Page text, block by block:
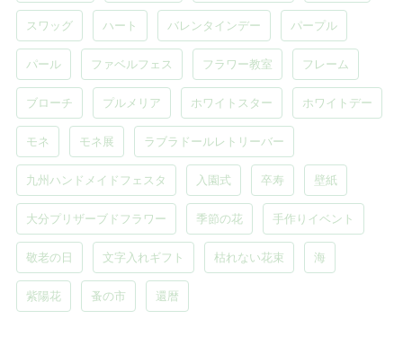
スワッグ ハート バレンタインデー パープル
パール ファベルフェス フラワー教室 フレーム
ブローチ プルメリア ホワイトスター ホワイトデー
モネ モネ展 ラブラドールレトリーバー
九州ハンドメイドフェスタ 入園式 卒寿 壁紙
大分プリザーブドフラワー 季節の花 手作りイベント
敬老の日 文字入れギフト 枯れない花束 海
紫陽花 蚤の市 還暦